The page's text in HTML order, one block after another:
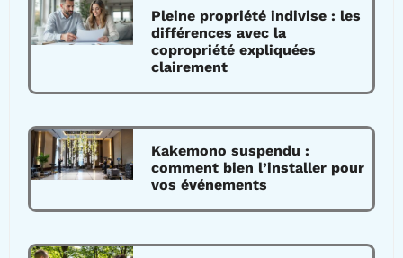
Pleine propriété indivise : les
différences avec la
copropriété expliquées
clairement
Kakemono suspendu :
comment bien l’installer pour
vos événements